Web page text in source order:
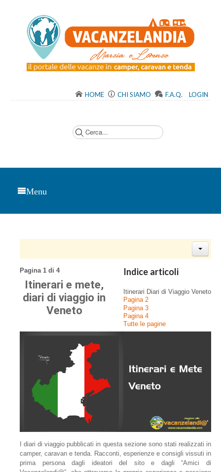
HOME CHI SIAMO F.A.Q. LOGIN
Menu
Indice articoli
Itinerari Diari di Viaggio Veneto
Pagina 2
Pagina 3
Pagina 4
Tutte le pagine
Pagina 1 di 4
Itinerari e mete,
diari di viaggio in
Veneto
I diari di viaggio pubblicati in questa sezione sono stati realizzati in
camper, caravan e tenda. Racconti, esperienze e consigli vissuti in
prima persona dagli ideatori del sito e dagli “Amici di